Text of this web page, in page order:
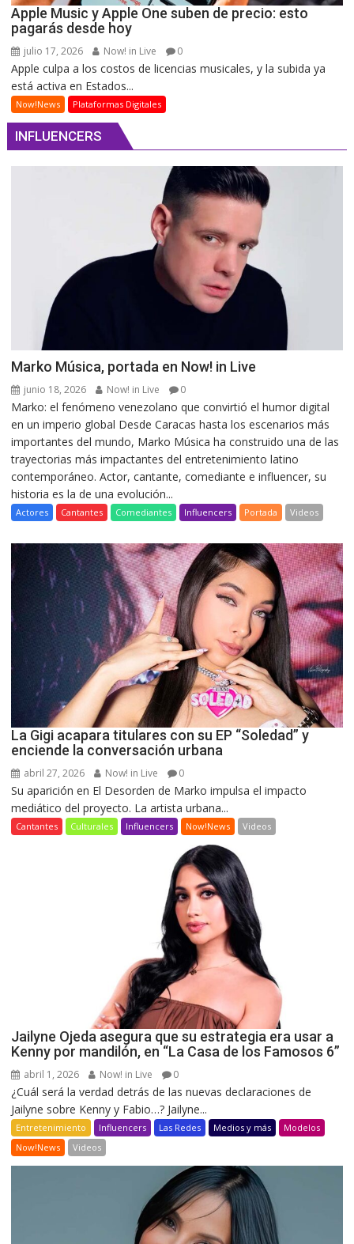
Apple Music y Apple One suben de precio: esto
pagarás desde hoy
julio 17, 2026 Now! in Live 0
Apple culpa a los costos de licencias musicales, y la subida ya
está activa en Estados...
Now!News Plataformas Digitales
INFLUENCERS
Marko Música, portada en Now! in Live
junio 18, 2026 Now! in Live 0
Marko: el fenómeno venezolano que convirtió el humor digital
en un imperio global Desde Caracas hasta los escenarios más
importantes del mundo, Marko Música ha construido una de las
trayectorias más impactantes del entretenimiento latino
contemporáneo. Actor, cantante, comediante e influencer, su
historia es la de una evolución...
Actores Cantantes Comediantes Influencers Portada Videos
La Gigi acapara titulares con su EP “Soledad” y
enciende la conversación urbana
abril 27, 2026 Now! in Live 0
Su aparición en El Desorden de Marko impulsa el impacto
mediático del proyecto. La artista urbana...
Cantantes Culturales Influencers Now!News Videos
Jailyne Ojeda asegura que su estrategia era usar a
Kenny por mandilón, en “La Casa de los Famosos 6”
abril 1, 2026 Now! in Live 0
¿Cuál será la verdad detrás de las nuevas declaraciones de
Jailyne sobre Kenny y Fabio…? Jailyne...
Entretenimiento Influencers Las Redes Medios y más
Modelos
Now!News
Videos